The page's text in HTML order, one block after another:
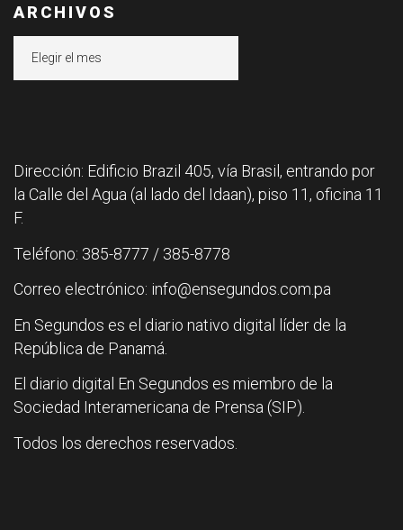
ARCHIVOS
Dirección: Edificio Brazil 405, vía Brasil, entrando por
la Calle del Agua (al lado del Idaan), piso 11, oficina 11
F.
Teléfono: 385-8777 / 385-8778
Correo electrónico: info@ensegundos.com.pa
En Segundos es el diario nativo digital líder de la
República de Panamá.
El diario digital En Segundos es miembro de la
Sociedad Interamericana de Prensa (SIP).
Todos los derechos reservados.